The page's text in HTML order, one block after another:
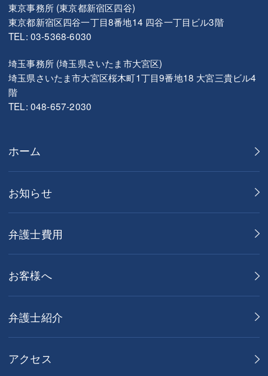
東京事務所 (東京都新宿区四谷)
東京都新宿区四谷一丁目8番地14 四谷一丁目ビル3階
TEL: 03-5368-6030
埼玉事務所 (埼玉県さいたま市大宮区)
埼玉県さいたま市大宮区桜木町1丁目9番地18 大宮三貴ビル4
階
TEL: 048-657-2030
ホーム
お知らせ
弁護士費用
お客様へ
弁護士紹介
アクセス